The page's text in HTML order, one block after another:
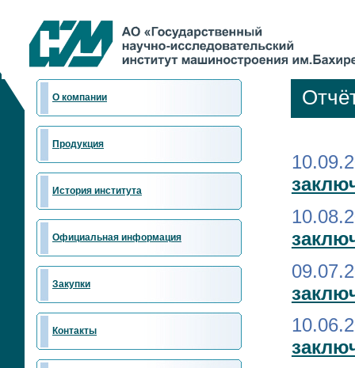
О компании
Продукция
История института
Официальная информация
Закупки
Контакты